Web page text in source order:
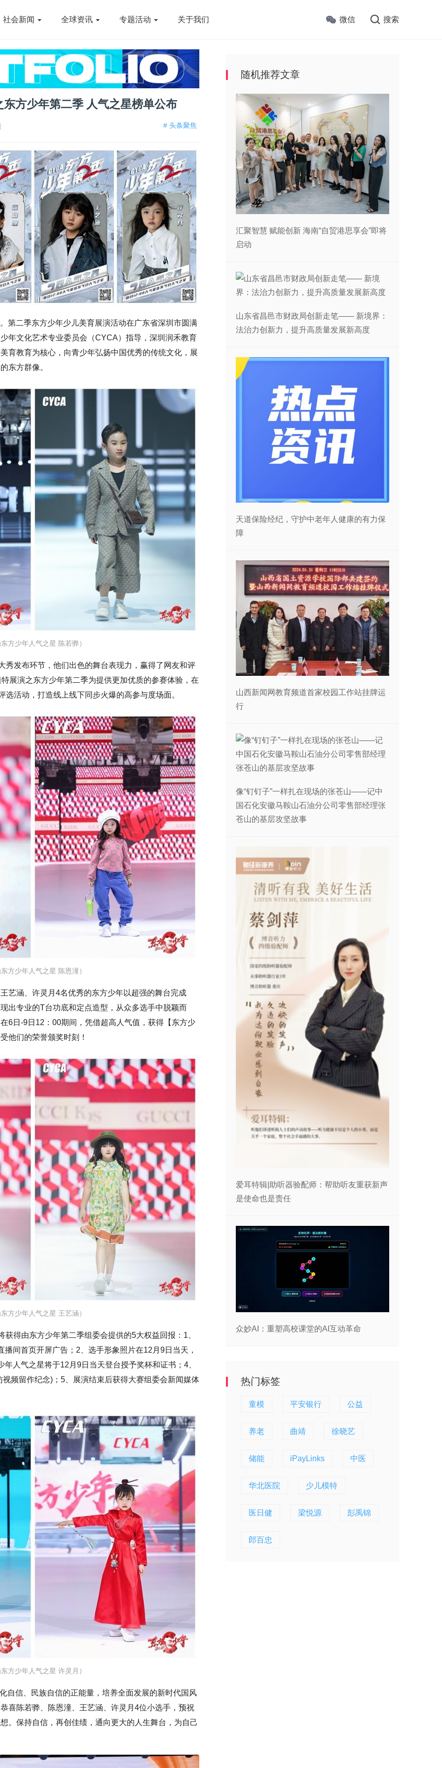
社会新闻 全球资讯 专题活动 关于我们 微信 搜索
方少年第二季 人气之星榜单公布
# 头条聚焦
第二季东方少年少儿美育展演活动在广东省深圳市圆满
年文化艺术专业委员会（CYCA）指导，深圳润禾教育
育教育为核心，向青少年弘扬中国优秀的传统文化，展
东方群像。
方少年人气之星 陈若骅）
秀发布环节，他们出色的舞台表现力，赢得了网友和评
展演之东方少年第二季为提供更加优质的参赛体验，在
活动，打造线上线下同步火爆的高参与度场面。
方少年人气之星 陈恩潼）
艺涵、许灵月4名优秀的东方少年以超强的舞台完成
出专业的T台功底和定点造型，从众多选手中脱颖而
6日-9日12：00期间，凭借超高人气值，获得【东方少
他们的荣誉颁奖时刻！
方少年人气之星 王艺涵）
获得由东方少年第二季组委会提供的5大权益回报：1、
间首页开屏广告；2、选手形象照片在12月9日当天，
人气之星将于12月9日当天登台授予奖杯和证书；4、
频留作纪念)；5、展演结束后获得大赛组委会新闻媒体
方少年人气之星 许灵月）
自信、民族自信的正能量，培养全面发展的新时代国风
喜陈若骅、陈恩潼、王艺涵、许灵月4位小选手，预祝
。保持自信，再创佳绩，通向更大的人生舞台，为自己
随机推荐文章
汇聚智慧 赋能创新 海南“自贸港思享会”即将
启动
山东省昌邑市财政局创新走笔—— 新境界：
法治力创新力，提升高质量发展新高度
天道保险经纪，守护中老年人健康的有力保
障
山西新闻网教育频道首家校园工作站挂牌运
行
像“钉钉子”一样扎在现场的张苍山——记中
国石化安徽马鞍山石油分公司零售部经理张
苍山的基层攻坚故事
爱耳特辑|助听器验配师：帮助听友重获新声
是使命也是责任
众妙AI：重塑高校课堂的AI互动革命
热门标签
童模 平安银行 公益
养老 曲靖 徐晓艺
储能 iPayLinks 中医
华北医院 少儿模特
医日健 梁悦源 彭禹锦
郎百忠